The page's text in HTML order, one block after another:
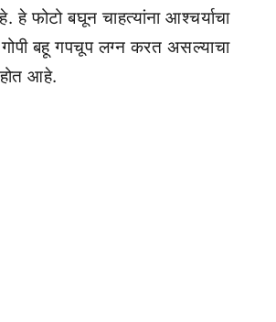
हे फोटो बघून चाहत्यांना आश्चर्याचा
बहू गपचूप लग्न करत असल्याचा
आहे.